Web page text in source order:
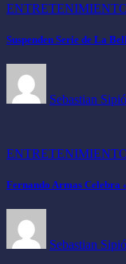
Suspenden Serie de La
Sebastian
Fernando Armas Celebra
Sebastian